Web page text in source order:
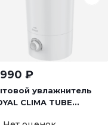
₽
увлажнитель
CLIMA TUBE...